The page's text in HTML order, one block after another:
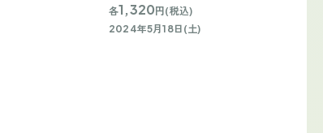
各1,320 円(税込)
2024年5月18日(土)